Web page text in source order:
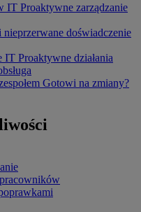
IT Proaktywne zarządzanie
nieprzerwane doświadczenie
IT Proaktywne działania
Gotowi na zmiany?